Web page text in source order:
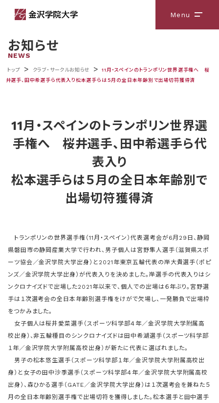
Menu メニ
お知らせ
NEWS
トップ > クラブ・サークルお知らせ >
11月・スペインのトランポリン世界選手権へ 桜
井選手、田中希選手ら代表入り松本選手らは５月の全日本年齢別で出場切符獲得済
11月・スペインのトランポリン世界選
手権へ 桜井選手、田中希選手ら代
表入り
松本選手らは５月の全日本年齢別で
出場切符獲得済
トランポリンの世界選手権（11月・スペイン）代表選考会が6月29日、静岡
県磐田市の静岡産業大学で行われ、男子個人は宮野隼人選手（滋賀県スポ
ーツ協会／金沢学院大学出身）と2021年東京五輪代表の岸大貴選手（ポピ
ンズ／金沢学院大学出身）が代表入りを決めました。岸選手の代表入りはシ
ンクロナイズドで出場した2021年以来で、個人での出場は６年ぶり。宮野選
手は１次選考会の全日本年齢別選手権をけがで欠場し、一発勝負で出場枠
をつかみました。
女子個人は桜井愛菜選手（スポーツ科学部４年／金沢学院大学附属高
校出身）、非五輪種目のシンクロナイズドは田中希湖選手（スポーツ科学部
１年／金沢学院大学附属高校出身）が新たに代表に選ばれました。
男子の松本悠生選手（スポーツ科学部１年／金沢学院大学附属高校出
身）と女子の田中沙季選手（スポーツ科学部４年／金沢学院大学附属高校
出身）、森ひかる選手（GATE／金沢学院大学出身）は１次選考会を兼ねた５
月の全日本年齢別選手権で出場切符を獲得しました。松本選手と田中選手